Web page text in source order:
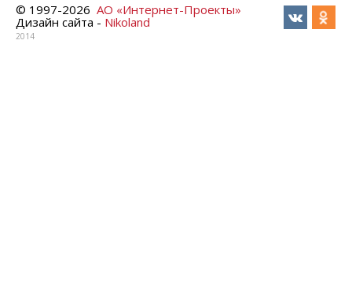
© 1997-2026 АО «Интернет-Проекты»
Дизайн сайта - Nikoland
2014